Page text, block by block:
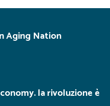
Aging Nation
la rivoluzione è